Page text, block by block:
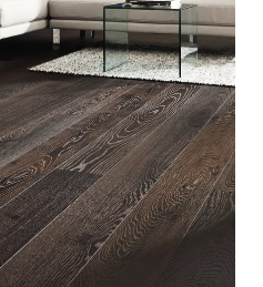
板/拉丝/4V/N+/自然